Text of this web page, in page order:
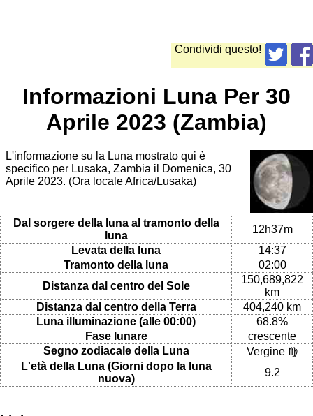
Condividi questo!
Informazioni Luna Per 30
Aprile 2023 (Zambia)
L'informazione su la Luna mostrato qui è
specifico per Lusaka, Zambia il Domenica, 30
Aprile 2023. (Ora locale Africa/Lusaka)
Dal sorgere della luna al tramonto della
luna
12h37m
Levata della luna
14:37
Tramonto della luna
02:00
Distanza dal centro del Sole
150,689,822
km
Distanza dal centro della Terra
404,240 km
Luna illuminazione (alle 00:00)
68.8%
Fase lunare
crescente
Segno zodiacale della Luna
Vergine ♍
L'età della Luna (Giorni dopo la luna
nuova)
9.2